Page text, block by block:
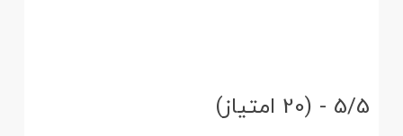
5/5 - (20 امتیاز)